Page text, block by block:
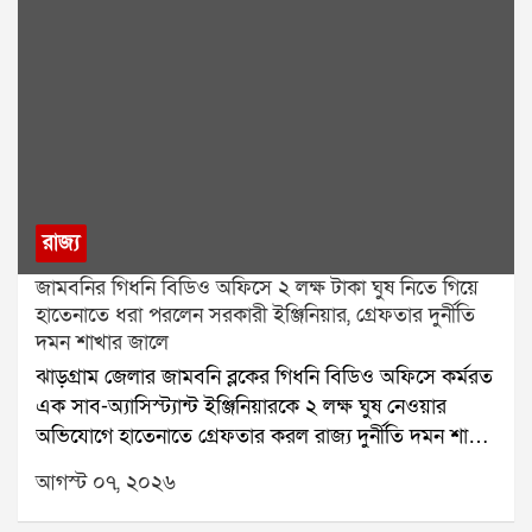
রাজ্য
জামবনির গিধনি বিডিও অফিসে ২ লক্ষ টাকা ঘুষ নিতে গিয়ে
হাতেনাতে ধরা পরলেন সরকারী ইঞ্জিনিয়ার, গ্রেফতার দুর্নীতি
দমন শাখার জালে
ঝাড়গ্রাম জেলার জামবনি ব্লকের গিধনি বিডিও অফিসে কর্মরত
এক সাব-অ্যাসিস্ট্যান্ট ইঞ্জিনিয়ারকে ২ লক্ষ ঘুষ নেওয়ার
অভিযোগে হাতেনাতে গ্রেফতার করল রাজ্য দুর্নীতি দমন শাখা
(Anti-Corruption Branch বা ACB)। বুধবার বিকেলে
বিশেষ ফাঁদ পেতে এই অভিযান চালানো হয়।অভিযুক্তের নাম
বিমল সাহা। অভিযোগ, তিনি একটি সরকারি নির্মাণ প্রকল্পের
আগস্ট ০৭, ২০২৬